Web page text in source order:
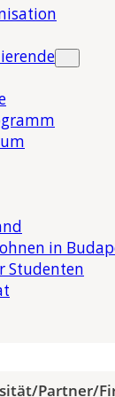
in
Studenten
/Partner/